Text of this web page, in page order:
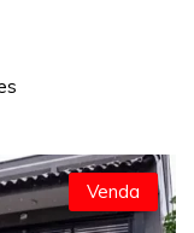
Venda